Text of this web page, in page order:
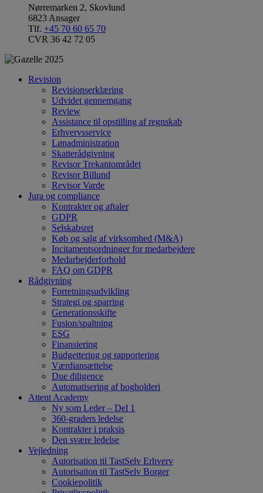
Nørremarken 2, Skovlund
6823 Ansager
Tlf. +45 70 60 65 70
CVR 36 42 72 05
Revision
Revisionserklæring
Udvidet gennemgang
Review
Assistance til opstilling af regnskab
Erhvervsservice
Lønadministration
Skatterådgivning
Revisor Trekantområdet
Revisor Billund
Revisor Varde
Jura og compliance
Kontrakter og aftaler
GDPR
Selskabsret
Køb og salg af virksomhed (M&A)
Incitamentsordninger for medarbejdere
Medarbejderforhold
FAQ om GDPR
Rådgivning
Forretningsudvikling
Strategi og sparring
Generationsskifte
Fusion/spaltning
ESG
Finansiering
Budgettering og rapportering
Værdiansættelse
Due diligence
Automatisering af bogholderi
Attent Academy
Ny som Leder – Del 1
360-graders ledelse
Kontrakter i praksis
Den svære ledelse
Vejledning
Autorisation til TastSelv Erhverv
Autorisation til TastSelv Borger
Cookiepolitik